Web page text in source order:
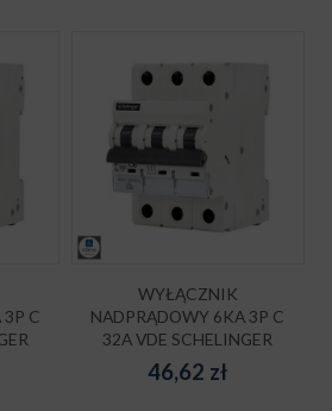
C
WYŁĄCZNIK
NADPRĄDOWY 6KA 3P C
32A VDE SCHELINGER
46,62 zł